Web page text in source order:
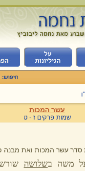
עשר המכות
שמות פרקים ז - ט
סדר עשר המכות ואת מבנה
משה בשלושה